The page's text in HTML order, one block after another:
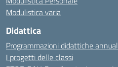
Modulistica varia
Didattica
Programmazioni didattiche
I progetti delle classi